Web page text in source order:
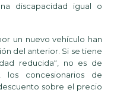
discapacidad igual o
un nuevo vehículo han
del anterior. Si se tiene
reducida“, no es de
los concesionarios de
sobre el precio